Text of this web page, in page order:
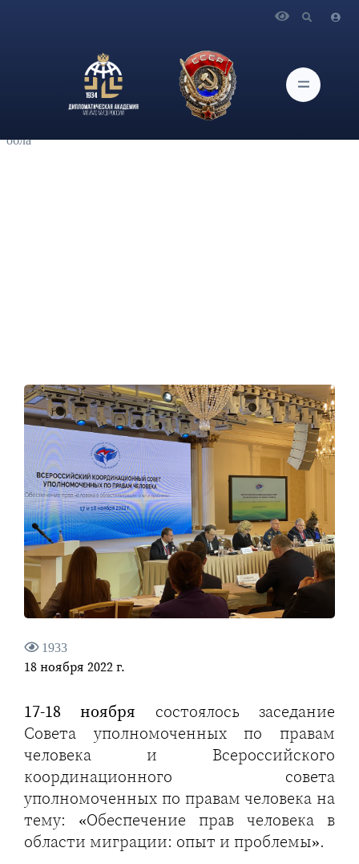
приняли участие в подготовке и проведении заседания
Совета уполномоченных по правам человека и
Всероссийского координационного совета уполномоченных
по правам человека на тему: «Обеспечение прав человека в
обла
1933
18 ноября 2022 г.
17-18 ноября состоялось заседание
Совета уполномоченных по правам
человека и Всероссийского
координационного совета
уполномоченных по правам человека на
тему: «Обеспечение прав человека в
области миграции: опыт и проблемы».